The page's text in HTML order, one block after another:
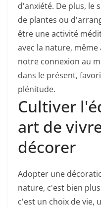
d'anxiété. De plus, le
de plantes ou
être une activité
avec la nature,
notre connexion au
dans le présent,
plénitude.
Cultiver
art de
décorer
Adopter une
nature, c'est bien
c'est un choix de vie,